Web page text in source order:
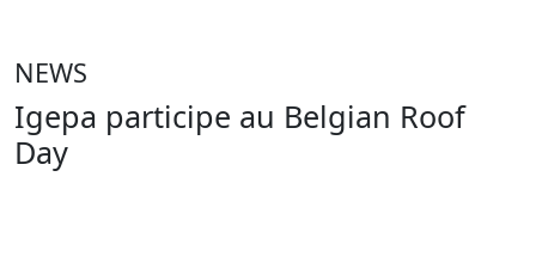
NEWS
Igepa participe au Belgian Roof
Day